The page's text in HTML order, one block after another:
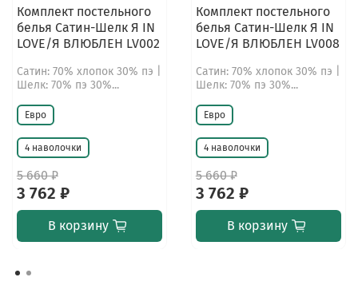
Комплект постельного
белья Сатин-Шелк Я IN
LOVE/Я ВЛЮБЛЕН LV002
Сатин: 70% хлопок 30% пэ |
Шелк: 70% пэ 30%...
Евро
4 наволочки
5 660 ₽
3 762 ₽
В корзину
Комплект постельного
белья Сатин-Шелк Я IN
LOVE/Я ВЛЮБЛЕН LV008
Сатин: 70% хлопок 30% пэ |
Шелк: 70% пэ 30%...
Евро
4 наволочки
5 660 ₽
3 762 ₽
В корзину